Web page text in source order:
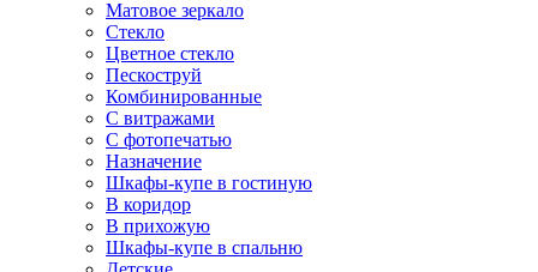
Матовое зеркало
Стекло
Цветное стекло
Пескоструй
Комбинированные
С витражами
С фотопечатью
Назначение
Шкафы-купе в гостиную
В коридор
В прихожую
Шкафы-купе в спальню